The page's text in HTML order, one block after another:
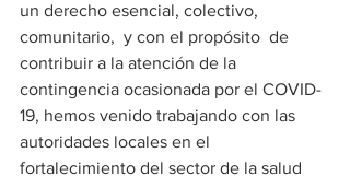
un derecho esencial, colectivo,
comunitario,  y con el propósito  de
contribuir a la atención de la
contingencia ocasionada por el COVID-
19, hemos venido trabajando con las
autoridades locales en el
fortalecimiento del sector de la salud